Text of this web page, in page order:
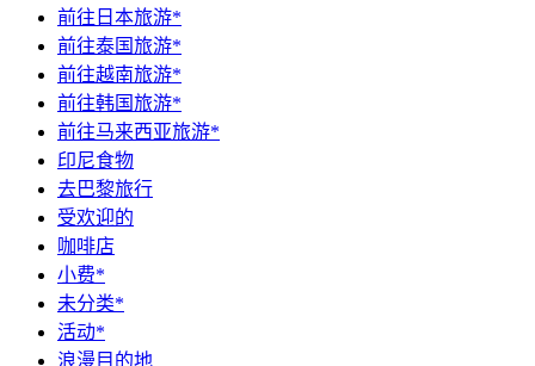
前往日本旅游*
前往泰国旅游*
前往越南旅游*
前往韩国旅游*
前往马来西亚旅游*
印尼食物
去巴黎旅行
受欢迎的
咖啡店
小费*
未分类*
活动*
浪漫目的地